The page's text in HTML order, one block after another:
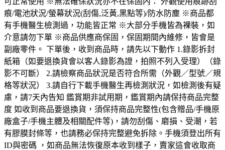
痕/電池狀況/螢幕狀況(刮傷,泛黃,黑點等)/防水防塵 ※商品都
有手機醫生檢測過，功能皆正常 ※大部分手機皆為裸裝，如
介意請勿下單 ※商品供應商保固，保固期間內維修，皆會是
副廠零件。 下單後，收到商品時，請先以下動作 1.錄影拆封
紙箱（如要退換貨會以客人錄影為證，拍照不列入受理）（錄
影不可斷） 2.請檢察商品狀況是否符合所需（外觀／型號／規
格等狀況） 3.請自行下載手機醫生再檢測狀況，如檢測後有疑
慮，請7天內告知 鑑賞期非試用期，鑑賞期內請保持商品完整
度 如收到商品要退換貨，須保持商品完整性(包含贈品/手機原
廠盒子/手機主體及相關配件等)，請勿刮傷、磨損、受潮，若
有膠膜封條等，也請務必保持完整避免拆除。手機須登出所有
ID與密碼 ，如商品無法恢復原本收到樣子，賣家這會收取商